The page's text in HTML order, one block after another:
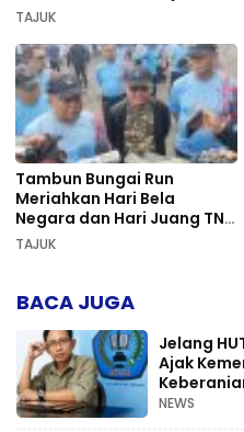
Sekumpul
TAJUK
Tambun Bungai Run
Meriahkan Hari Bela
Negara dan Hari Juang TNI
AD di Palangka Raya
TAJUK
BACA JUGA
Jelang
Ajak
Rakyat
NEWS